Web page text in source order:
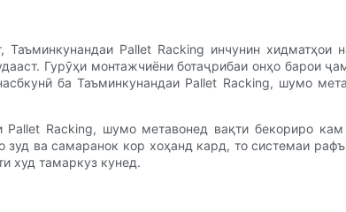
Таъминкунандаи Pallet Racking инчунин
Гурӯҳи монтажчиёни ботаҷрибаи онҳо барои
ба Таъминкунандаи Pallet Racking, шумо
Pallet Racking, шумо метавонед вақти бекориро
зуд ва самаранок кор хоҳанд кард, то системаи
худ тамаркуз кунед.